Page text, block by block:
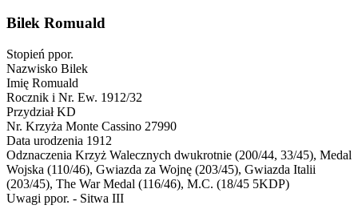
Bilek Romuald
Stopień ppor.
Nazwisko Bilek
Imię Romuald
Rocznik i Nr. Ew. 1912/32
Przydział KD
Nr. Krzyża Monte Cassino 27990
Data urodzenia 1912
Odznaczenia Krzyż Walecznych dwukrotnie (200/44, 33/45), Medal
Wojska (110/46), Gwiazda za Wojnę (203/45), Gwiazda Italii
(203/45), The War Medal (116/46), M.C. (18/45 5KDP)
Uwagi ppor. - Sitwa III